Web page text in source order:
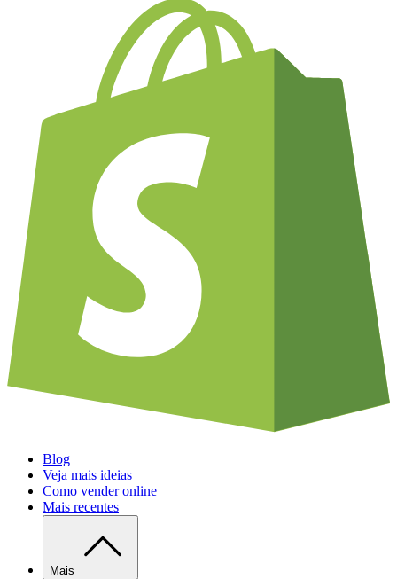
Blog
Veja mais ideias
Como vender online
Mais recentes
Mais